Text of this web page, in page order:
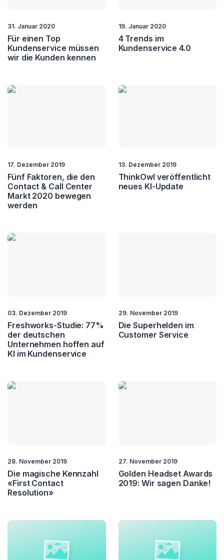
Customer Service Customer Value
Service Automation Service Excellence
Touchpoint
Management
31. Januar 2020
Für einen Top
Kundenservice müssen
wir die Kunden kennen
19. Januar 2020
4 Trends im
Kundenservice 4.0
17. Dezember 2019
Fünf Faktoren, die den
Contact & Call Center
Markt 2020 bewegen
werden
13. Dezember 2019
ThinkOwl veröffentlicht
neues KI-Update
03. Dezember 2019
Freshworks-Studie: 77%
der deutschen
Unternehmen hoffen auf
KI im Kundenservice
29. November 2019
Die Superhelden im
Customer Service
28. November 2019
Die magische Kennzahl
«First Contact
Resolution»
27. November 2019
Golden Headset Awards
2019: Wir sagen Danke!